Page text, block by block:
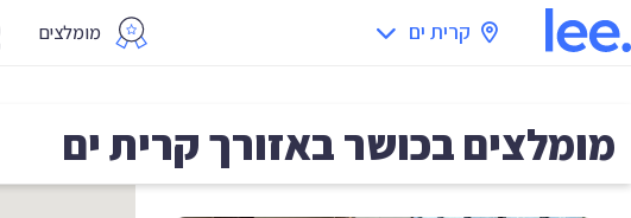
קרית ים מומלצים
מומלצים בכושר באזורךקרית ים